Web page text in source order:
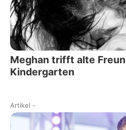
Meghan trifft alte
Kindergarten
Artikel -